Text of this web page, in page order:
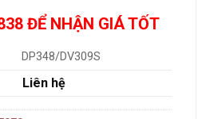
ĐỂ NHẬN GIÁ TỐT
DP348/DV309S
Liên hệ